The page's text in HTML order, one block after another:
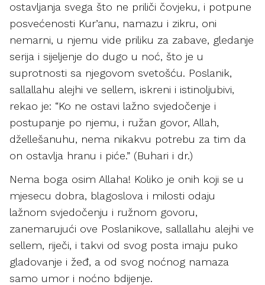
ostavljanja svega što ne priliči čovjeku, i potpune
posvećenosti Kur’anu, namazu i zikru, oni
nemarni, u njemu vide priliku za zabave, gledanje
serija i sijeljenje do dugo u noć, što je u
suprotnosti sa njegovom svetošću. Poslanik,
sallallahu alejhi ve sellem, iskreni i istinoljubivi,
rekao je: “Ko ne ostavi lažno svjedočenje i
postupanje po njemu, i ružan govor, Allah,
džellešanuhu, nema nikakvu potrebu za tim da
on ostavlja hranu i piće.” (Buhari i dr.)
Nema boga osim Allaha! Koliko je onih koji se u
mjesecu dobra, blagoslova i milosti odaju
lažnom svjedočenju i ružnom govoru,
zanemarujući ove Poslanikove, sallallahu alejhi ve
sellem, riječi, i takvi od svog posta imaju puko
gladovanje i žeđ, a od svog noćnog namaza
samo umor i noćno bdijenje.